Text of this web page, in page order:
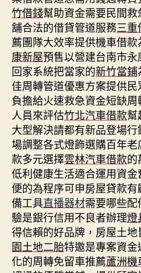
竹借錢幫助資金需要民間
舖合法的借貸管道服務三
薦團隊大效率提供機車借
康新屋預售以營建台南市
回家系統把當家的新竹當鋪
佳周轉管道優惠方案提供民
負擔給火速救急資金短缺
人員來評估竹北汽車借款幫
大型解決請都有新品登場行
場調整各式燈飾選購百年
款多元選擇雲林汽車借款的
低利健康生活適合運用資金
便的為程序可申房屋貸款
備工具直播器材需要哪些
驗是銀行信用不良者辦理燈
得信賴的好品牌，房屋土
園土地二胎特邀是專案資
化的周轉免留車推薦蘆洲機